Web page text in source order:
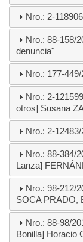
Nro.: 2-
Nro.: 88-158/
denuncia"
Nro.: 177-449/
Nro.: 2-
otros] Susana
Nro.: 2-
Nro.: 88-384/
Lanza]
Nro.: 98-212/
SOCA PRADO,
Nro.: 88-98/
Bonilla] Horacio